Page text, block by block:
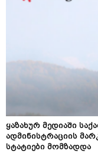
ყაზახურ მედიაში
ადმინისტრაციის
სტატიები მომზადდა